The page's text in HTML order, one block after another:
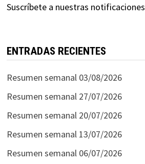
Suscríbete a nuestras notificaciones
ENTRADAS RECIENTES
Resumen semanal 03/08/2026
Resumen semanal 27/07/2026
Resumen semanal 20/07/2026
Resumen semanal 13/07/2026
Resumen semanal 06/07/2026